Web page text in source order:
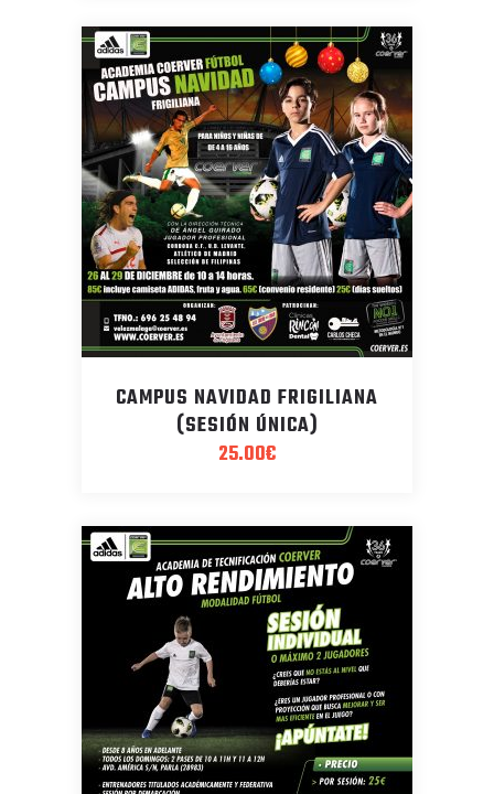
CAMPUS NAVIDAD FRIGILIANA
(SESIÓN ÚNICA)
25.00€